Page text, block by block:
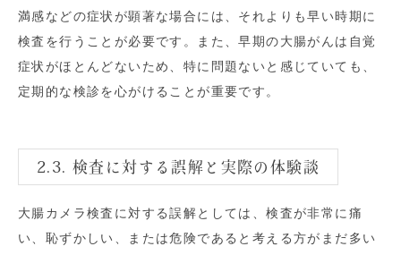
満感などの症状が顕著な場合には、それよりも早い時期に
検査を行うことが必要です。また、早期の大腸がんは自覚
症状がほとんどないため、特に問題ないと感じていても、
定期的な検診を心がけることが重要です。
2.3. 検査に対する誤解と実際の体験談
大腸カメラ検査に対する誤解としては、検査が非常に痛
い、恥ずかしい、または危険であると考える方がまだ多い